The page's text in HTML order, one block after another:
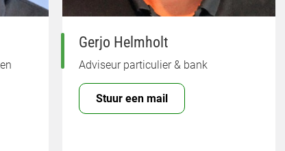
Gerjo Helmholt
Adviseur particulier & bank
Stuur een mail